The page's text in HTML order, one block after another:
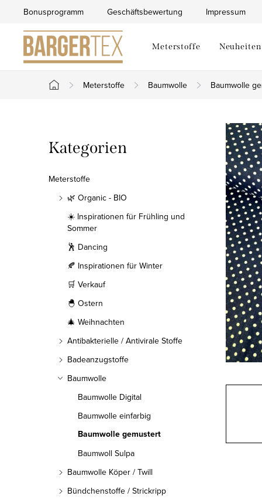
springen
Bonusprogramm Geschäftsbewertung Impressum
Meterstoffe Neuheiten
Startseite
Meterstoffe Baumwolle Baumwolle
e
i
Kategorien
überspringen
Kategorien
Meterstoffe
🌿 Organic - BIO
☀️ Inspirationen für Frühling und
Sommer
🕺 Dancing
🍂 Inspirationen für Winter
🛒 Verkauf
🐣 Ostern
🎄 Weihnachten
Antibakterielle / Antivirale Stoffe
Badeanzugstoffe
Baumwolle
Baumwolle Digital
Baumwolle einfarbig
Baumwolle gemustert
Baumwoll Sulpa
Baumwolle Köper / Twill
Bündchenstoffe / Strickripp